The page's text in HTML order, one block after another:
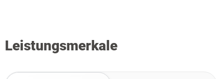
Leistungsmerkale